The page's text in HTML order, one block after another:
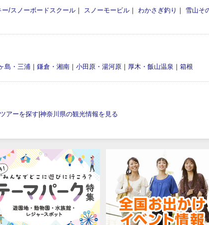
ー/スノーボードスクール ｜ スノーモービル ｜ わかさぎ釣り ｜ 雪山そ
島・三浦 ｜ 鎌倉・湘南 ｜ 小田原・湯河原 ｜ 厚木・飯山温泉 ｜ 箱根
アーを探す 神奈川県の観光情報を見る